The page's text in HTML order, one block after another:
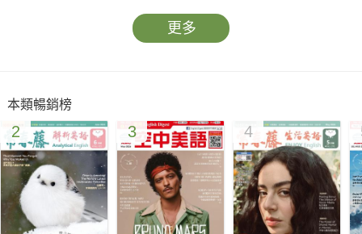
健康知識：為什麼蚊子特別愛叮你？
運動休閒：跑酷：移動的藝術
翻譯練習
動物星球頻道：《墨西哥自然寫真》
電影快報：《鐵血神探》/《飢餓遊戲︰自由幻夢1》/《美味不設
限》
全民英檢中級模擬試題
更多
本類暢銷榜
2 3 4